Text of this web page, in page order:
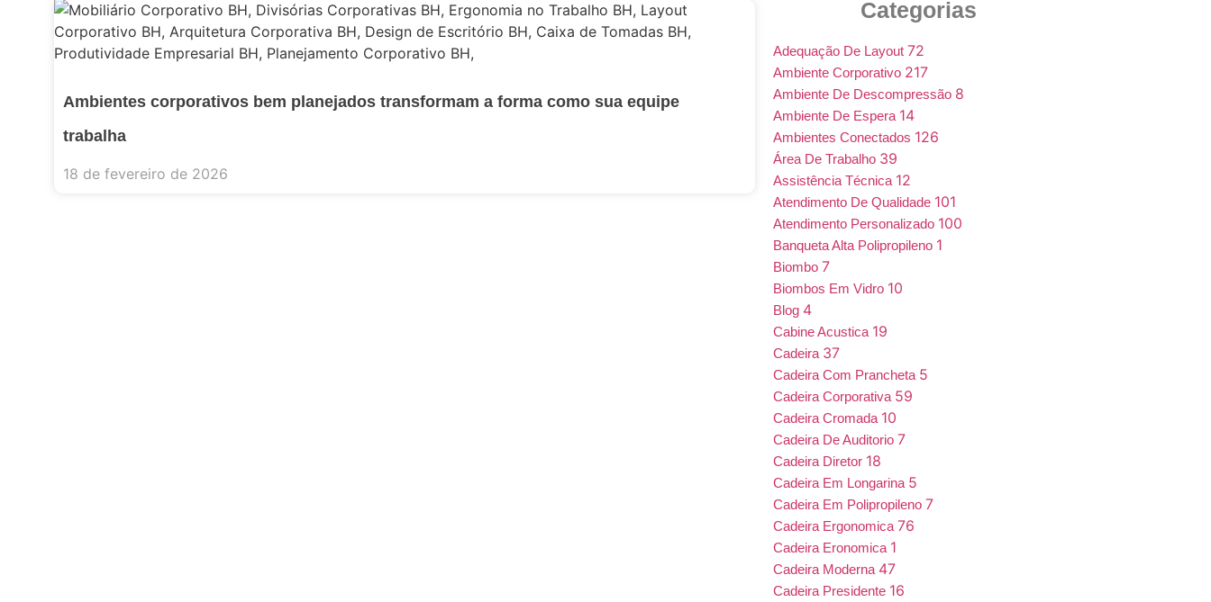
Ambientes corporativos bem planejados transformam a forma como sua equipe
trabalha
18 de fevereiro de 2026
Categorias
Adequação De Layout 72
Ambiente Corporativo 217
Ambiente De Descompressão 8
Ambiente De Espera 14
Ambientes Conectados 126
Área De Trabalho 39
Assistência Técnica 12
Atendimento De Qualidade 101
Atendimento Personalizado 100
Banqueta Alta Polipropileno 1
Biombo 7
Biombos Em Vidro 10
Blog 4
Cabine Acustica 19
Cadeira 37
Cadeira Com Prancheta 5
Cadeira Corporativa 59
Cadeira Cromada 10
Cadeira De Auditorio 7
Cadeira Diretor 18
Cadeira Em Longarina 5
Cadeira Em Polipropileno 7
Cadeira Ergonomica 76
Cadeira Eronomica 1
Cadeira Moderna 47
Cadeira Presidente 16